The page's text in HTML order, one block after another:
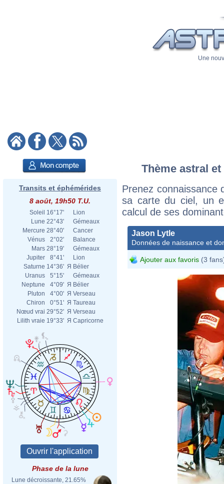
Une
Transits et éphémérides
8 août, 19h50 T.U.
Soleil 16°17'
Lion
Lune 22°43'
Gémeaux
Mercure 28°40'
Cancer
Vénus
2°02'
Balance
Mars 28°19'
Gémeaux
Jupiter
8°41'
Lion
Saturne 14°36' Я Bélier
Uranus
5°15'
Gémeaux
Neptune
4°09' Я Bélier
Pluton
4°00' Я Verseau
Chiron
0°51' Я Taureau
Nœud vrai 29°52' Я Verseau
Lilith vraie 19°33' Я Capricorne
Phase de la lune
Lune décroissante, 21.65%
Thème astral
Prenez connaissance
sa carte du ciel, un
calcul de ses
Jason Lytle
Données de naissance et
Ajouter aux favoris (3